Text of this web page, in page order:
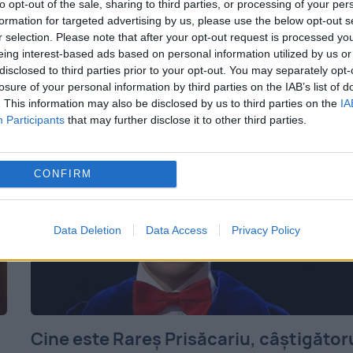
opt-out of the sale, sharing to third parties, or processing of your
for targeted advertising by us, please use the below opt-out
selection. Please note that after your opt-out request is processed
interest-based ads based on personal information utilized by us
to third parties prior to your opt-out. You may separately
of your personal information by third parties on the IAB’s list of
This information may also be disclosed by us to third parties on the
Participants that may further disclose it to other third parties.
CONFIRM
Data Deletion Data Access Privacy Policy
postate pe rețelele de socializare, ca
motivaționale. Din acest motiv, pentru
simplul motiv că...
Cine este Rareş Prisăcariu,